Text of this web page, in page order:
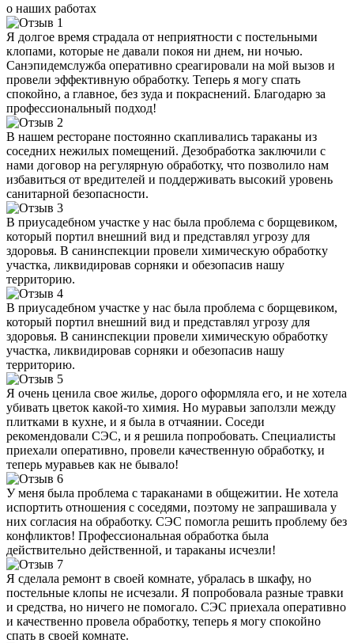
о наших работах
Я долгое время страдала от неприятности с постельными
клопами, которые не давали покоя ни днем, ни ночью.
Санэпидемслужба оперативно среагировали на мой вызов и
провели эффективную обработку. Теперь я могу спать
спокойно, а главное, без зуда и покраснений. Благодарю за
профессиональный подход!
В нашем ресторане постоянно скапливались тараканы из
соседних нежилых помещений. Дезобработка заключили с
нами договор на регулярную обработку, что позволило нам
избавиться от вредителей и поддерживать высокий уровень
санитарной безопасности.
В приусадебном участке у нас была проблема с борщевиком,
который портил внешний вид и представлял угрозу для
здоровья. В санинспекции провели химическую обработку
участка, ликвидировав сорняки и обезопасив нашу
территорию.
В приусадебном участке у нас была проблема с борщевиком,
который портил внешний вид и представлял угрозу для
здоровья. В санинспекции провели химическую обработку
участка, ликвидировав сорняки и обезопасив нашу
территорию.
Я очень ценила свое жилье, дорого оформляла его, и не хотела
убивать цветок какой-то химия. Но муравьи заползли между
плитками в кухне, и я была в отчаянии. Соседи
рекомендовали СЭС, и я решила попробовать. Специалисты
приехали оперативно, провели качественную обработку, и
теперь муравьев как не бывало!
У меня была проблема с тараканами в общежитии. Не хотела
испортить отношения с соседями, поэтому не запрашивала у
них согласия на обработку. СЭС помогла решить проблему без
конфликтов! Профессиональная обработка была
действительно действенной, и тараканы исчезли!
Я сделала ремонт в своей комнате, убралась в шкафу, но
постельные клопы не исчезали. Я попробовала разные травки
и средства, но ничего не помогало. СЭС приехала оперативно
и качественно провела обработку, теперь я могу спокойно
спать в своей комнате.